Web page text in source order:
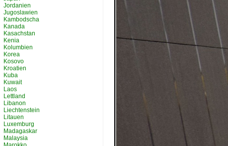
Jordanien
Jugoslawien
Kambodscha
Kanada
Kasachstan
Kenia
Kolumbien
Korea
Kosovo
Kroatien
Kuba
Kuwait
Laos
Lettland
Libanon
Liechtenstein
Litauen
Luxemburg
Madagaskar
Malaysia